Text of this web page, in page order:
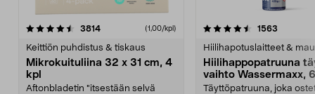
3814arvostelut (1,00/kpl)
Keittiön puhdistus & tiskaus
Mikrokuituliina 32 x 31 cm, 4
kpl
Aftonbladetin "itsestään selvä
4.5viidestä
1563
Hiilihapotuslaitteet &
Hiilihappopatruuna
vaihto Wassermaxx,
Täyttöpatruuna, joka
4.5viidestä